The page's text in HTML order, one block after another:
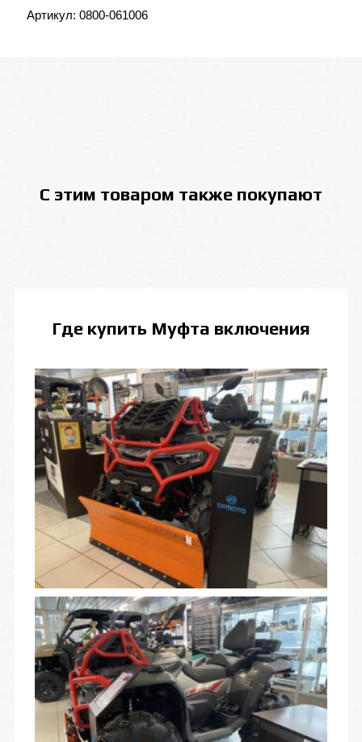
Артикул: 0800-061006
С этим товаром также покупают
Где купить Муфта включения